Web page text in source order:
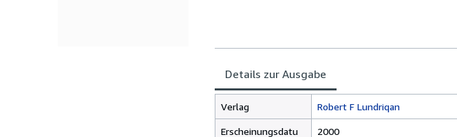
Details zur Ausgabe
Verlag Robert F Lundriqan
Erscheinungsdatu
2000